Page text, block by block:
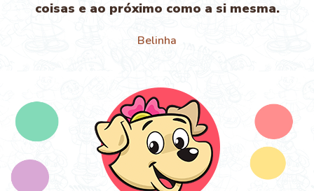
coisas e ao próximo como a si mesma.
Belinha